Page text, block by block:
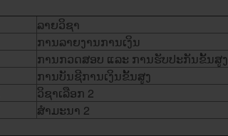
ລາຍວິຊາ
ການ​ລາຍງານ​ການ​ເງິນ
​ການກວດ​ສອບ ​ແລະ ການ​ຮັບປະກັນ​ຂັ້ນສູງ
ການບັນ​ຊີ​ການ​ເງິນ​ຂັ້ນສູງ
ວິຊາ​ເລືອກ 2
ສໍາ​ມະ​ນາ​ 2